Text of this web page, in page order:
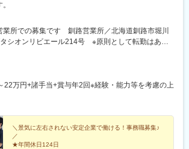
業所での募集です 釧路営業所／北海道釧路市堀川
シオンリビエール214号 ※原則として転勤はあり
国拠点☆■札幌本社■札幌北営業所■北見営業所■旭川
業所■名寄営業所■帯広営業所■苫小牧営業所■岡山
22万円+諸手当+賞与年2回※経験・能力等を考慮の上
＼景気に左右されない安定企業で働ける！事務職募集♪
／
★年間休日124日